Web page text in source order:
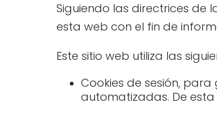
Siguiendo las directrices de
esta web con el fin de
Este sitio web utiliza las
Cookies de sesión,
automatizadas. De